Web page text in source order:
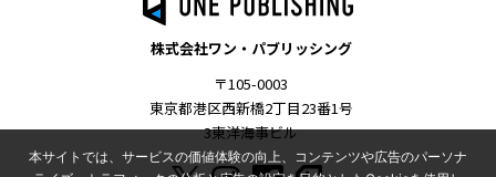
株式会社ワン・パブリッシング
〒105-0003
東京都港区西新橋2丁目23番1号
3東洋海事ビル
本サイトでは、サービスの価値体験の向上、コンテンツや広告のパーソナ